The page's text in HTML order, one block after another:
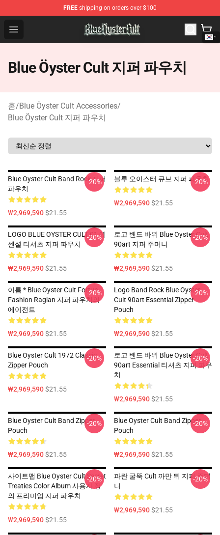
FREE shipping on orders over $100
Open menu
Blue Öyster Cult Store - Official Blue Öyster Cult
Blue Öyster Cult 지퍼 파우치
홈/Blue Öyster Cult Accessories/
Blue Öyster Cult 지퍼 파우치
Blue Oyster Cult Band Rock 지퍼
파우치
₩2,969,590$21.55
-20% 블루 오이스터 큐브 지퍼 파우치
₩2,969,590$21.55
-20%
LOGO BLUE OYSTER CULT 01 에
센셜 티셔츠 지퍼 파우치
₩2,969,590$21.55
-20%
로고 밴드 바위 Blue Oyster Cult
90art 지퍼 주머니
₩2,969,590$21.55
-20%
이름 * Blue Oyster Cult Fortun
Fashion Raglan 지퍼 파우치의
에이전트
₩2,969,590$21.55
-20%
Logo Band Rock Blue Oyster
Cult 90art Essential Zipper
Pouch
₩2,969,590$21.55
-20%
Blue Oyster Cult 1972 Classic
Zipper Pouch
₩2,969,590$21.55
-20%
로고 밴드 바위 Blue Oyster Cult
90art Essential 티셔츠 지퍼 파우
치
₩2,969,590$21.55
-20%
Blue Oyster Cult Band Zipper
Pouch
₩2,969,590$21.55
-20%
Blue Oyster Cult Band Zipper
Pouch
₩2,969,590$21.55
-20%
사이트맵 Blue Oyster Cult Secret
Treaties Color Album 사용자 정
의 프리미엄 지퍼 파우치
₩2,969,590$21.55
-20%
파란 굴뚝 Cult 까만 뒤 지퍼 주머
니
₩2,969,590$21.55
-20%